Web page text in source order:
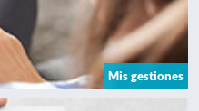
Mis gestiones